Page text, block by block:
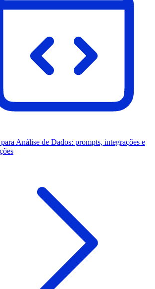
Análise de Dados: prompts, integrações e